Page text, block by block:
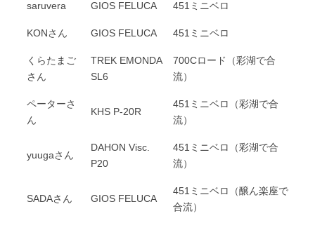
saruvera GIOS FELUCA 451ミニベロ
KONさん GIOS FELUCA 451ミニベロ
くらたまご
さん
TREK EMONDA
SL6
700Cロード（彩湖で合
流）
ペーターさ
ん
KHS P-20R
451ミニベロ（彩湖で合
流）
yuugaさん
DAHON Visc.
P20
451ミニベロ（彩湖で合
流）
SADAさん GIOS FELUCA
451ミニベロ（醸ん楽座で
合流）